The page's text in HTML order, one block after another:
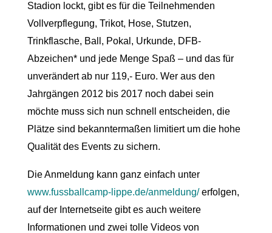
Stadion lockt, gibt es für die Teilnehmenden
Vollverpflegung, Trikot, Hose, Stutzen,
Trinkflasche, Ball, Pokal, Urkunde, DFB-
Abzeichen* und jede Menge Spaß – und das für
unverändert ab nur 119,- Euro. Wer aus den
Jahrgängen 2012 bis 2017 noch dabei sein
möchte muss sich nun schnell entscheiden, die
Plätze sind bekanntermaßen limitiert um die hohe
Qualität des Events zu sichern.
Die Anmeldung kann ganz einfach unter
www.fussballcamp-lippe.de/anmeldung/erfolgen,
auf der Internetseite gibt es auch weitere
Informationen und zwei tolle Videos von